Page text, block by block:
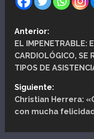
N
a
v
e
g
a
Anterior:
EL IMPENETRABLE:
CARDIOLÓGICO, SE
TIPOS DE
Siguiente:
Christian Herrera:
con mucha